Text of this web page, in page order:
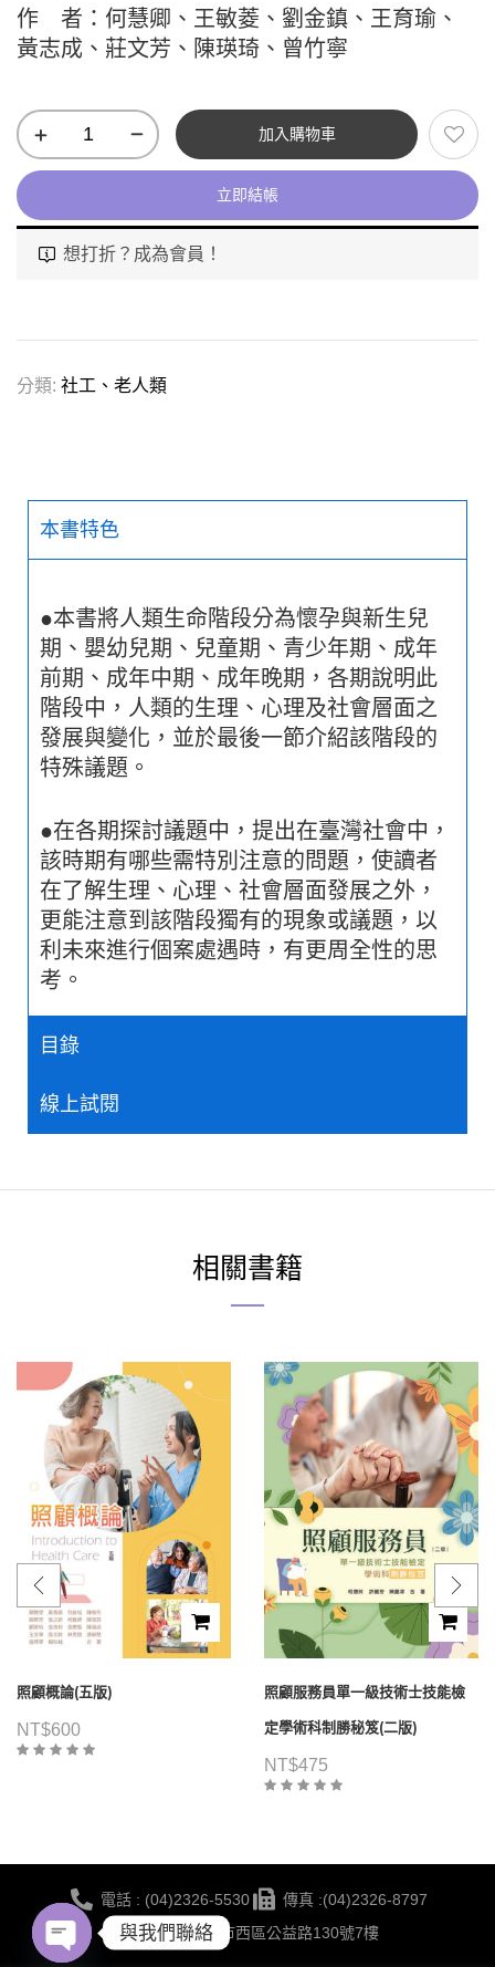
作 者：何慧卿、王敏菱、劉金鎮、王育瑜、
黃志成、莊文芳、陳瑛琦、曾竹寧
加入購物車
立即結帳
想打折？成為會員！
分類: 社工、老人類
本書特色
●本書將人類生命階段分為懷孕與新生兒
期、嬰幼兒期、兒童期、青少年期、成年
前期、成年中期、成年晚期，各期說明此
階段中，人類的生理、心理及社會層面之
發展與變化，並於最後一節介紹該階段的
特殊議題。
●在各期探討議題中，提出在臺灣社會中，
該時期有哪些需特別注意的問題，使讀者
在了解生理、心理、社會層面發展之外，
更能注意到該階段獨有的現象或議題，以
利未來進行個案處遇時，有更周全性的思
考。
目錄
線上試閱
相關書籍
照顧概論(五版)
NT$600
照顧服務員單一級技術士技能檢
定學術科制勝秘笈(二版)
NT$475
電話 : (04)2326-5530
傳真 :(04)2326-8797
地點 :台中市西區公益路130號7樓
與我們聯絡